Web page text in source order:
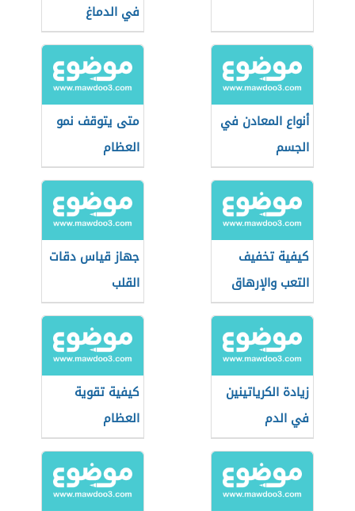
في الدماغ
أنواع المعادن في
الجسم
متى يتوقف نمو
العظام
كيفية تخفيف
التعب والإرهاق
جهاز قياس دقات
القلب
زيادة الكرياتينين
في الدم
كيفية تقوية
العظام